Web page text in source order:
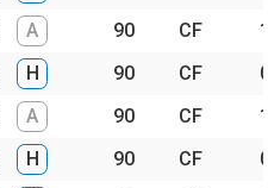
A 90 CF
H 90 CF
A 90 CF
H 90 CF